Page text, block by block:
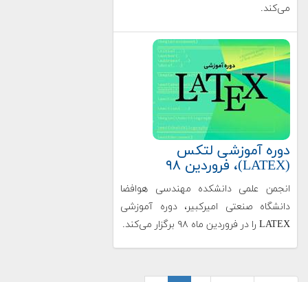
می‌کند.
دوره آموزشی لتکس
(LATEX)، فروردین ۹۸
انجمن علمی دانشکده مهندسی هوافضا
دانشگاه صنعتی امیرکبیر، دوره آموزشی
LATEX را در فروردین ‌ماه ۹۸ برگزار می‌کند.